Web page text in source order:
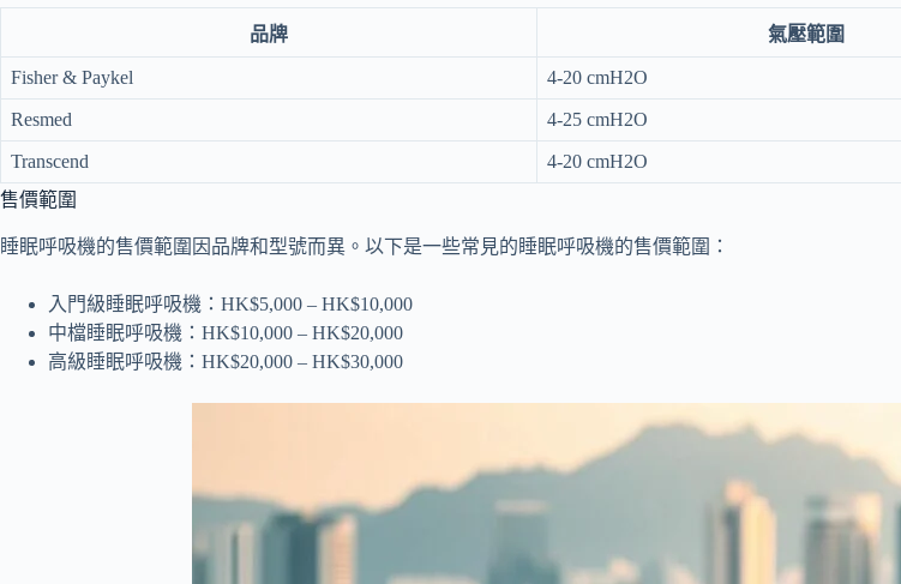
品牌 氣壓範圍
Fisher & Paykel 4-20 cmH2O
Resmed 4-25 cmH2O
Transcend 4-20 cmH2O
售價範圍
睡眠呼吸機的售價範圍因品牌和型號而異。以下是一些常見的睡眠呼吸機的售價範圍：
入門級睡眠呼吸機：HK$5,000 – HK$10,000
中檔睡眠呼吸機：HK$10,000 – HK$20,000
高級睡眠呼吸機：HK$20,000 – HK$30,000